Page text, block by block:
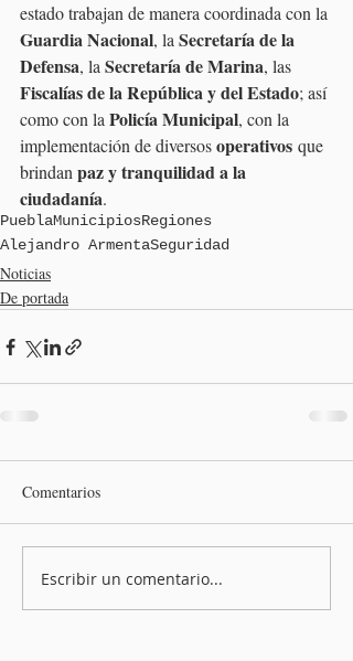
estado trabajan de manera coordinada con la
Guardia Nacional, la Secretaría de la
Defensa, la Secretaría de Marina, las
Fiscalías de la República y del Estado; así
como con la Policía Municipal, con la
implementación de diversos operativos que
brindan paz y tranquilidad a la
ciudadanía.
PueblaMunicipiosRegiones
Alejandro ArmentaSeguridad
Noticias
De portada
Comentarios
Escribir un comentario...